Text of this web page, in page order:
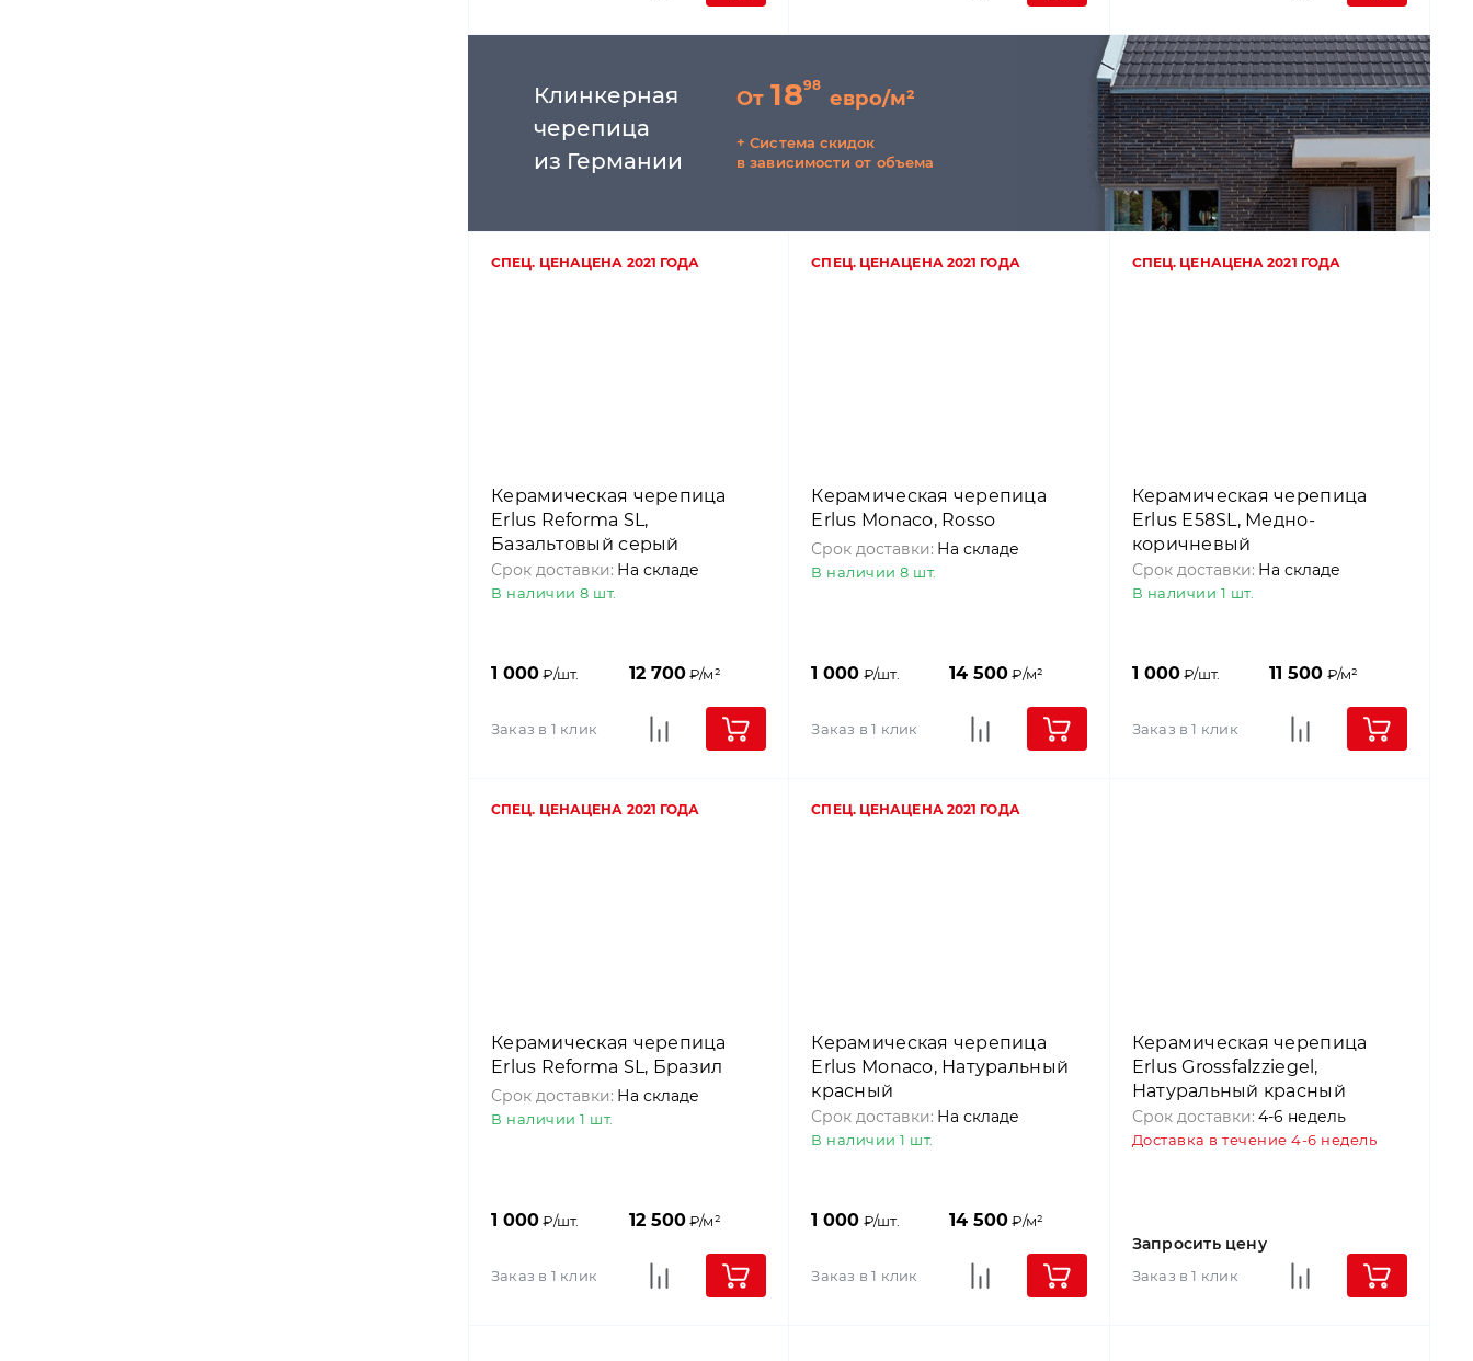
Клинкерная
черепица
из Германии
От 1898
евро/м²
+ Cистема скидок
в зависимости от объема
СПЕЦ. ЦЕНАЦЕНА 2021 ГОДА
Керамическая черепица
Erlus Reforma SL,
Базальтовый серый
Срок доставки: На складе
В наличии 8 шт.
1 000₽/шт. 12 700₽/м²
Заказ в 1 клик
СПЕЦ. ЦЕНАЦЕНА 2021 ГОДА
Керамическая черепица
Erlus Monaco, Rosso
Срок доставки: На складе
В наличии 8 шт.
1 000 ₽/шт. 14 500₽/м²
Заказ в 1 клик
СПЕЦ. ЦЕНАЦЕНА 2021 ГОДА
Керамическая черепица
Erlus E58SL, Медно-
коричневый
Срок доставки: На складе
В наличии 1 шт.
1 000₽/шт. 11 500 ₽/м²
Заказ в 1 клик
СПЕЦ. ЦЕНАЦЕНА 2021 ГОДА
Керамическая черепица
Erlus Reforma SL, Бразил
Срок доставки: На складе
В наличии 1 шт.
1 000₽/шт. 12 500₽/м²
Заказ в 1 клик
СПЕЦ. ЦЕНАЦЕНА 2021 ГОДА
Керамическая черепица
Erlus Monaco, Натуральный
красный
Срок доставки: На складе
В наличии 1 шт.
1 000 ₽/шт. 14 500₽/м²
Заказ в 1 клик
Керамическая черепица
Erlus Grossfalzziegel,
Натуральный красный
Срок доставки: 4-6 недель
Доставка в течение 4-6 недель
Запросить цену
Заказ в 1 клик